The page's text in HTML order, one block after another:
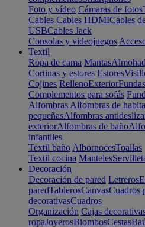
Foto y vídeo Cámaras de fotos
Cables Cables HDMICables
USBCables Jack
Consolas y videojuegos
Textil
Ropa de cama Mantas
Cortinas y estores Estores
Cojines RellenoExteriorFundas
Complementos para sofás
Alfombras Alfombras de
pequeñasAlfombras
exteriorAlfombras de baño
infantiles
Textil baño AlbornocesToallas
Textil cocina Manteles
Decoración
Decoración de pared Letreros
paredTablerosCanvasCuadros
decorativasCuadros
Organización Cajas
ropaJoyerosBiombosCestas